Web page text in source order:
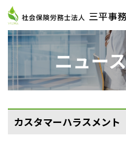
ニュー
カスタマーハラスメント